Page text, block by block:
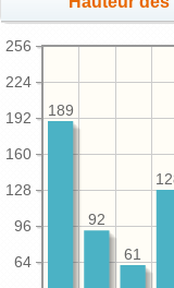
64
96
128
160
192
224
256
61
92
189